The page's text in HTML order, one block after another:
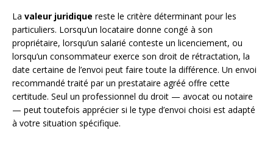
La valeur juridique reste le critère déterminant pour les
particuliers. Lorsqu’un locataire donne congé à son
propriétaire, lorsqu’un salarié conteste un licenciement, ou
lorsqu’un consommateur exerce son droit de rétractation, la
date certaine de l’envoi peut faire toute la différence. Un envoi
recommandé traité par un prestataire agréé offre cette
certitude. Seul un professionnel du droit — avocat ou notaire
— peut toutefois apprécier si le type d’envoi choisi est adapté
à votre situation spécifique.